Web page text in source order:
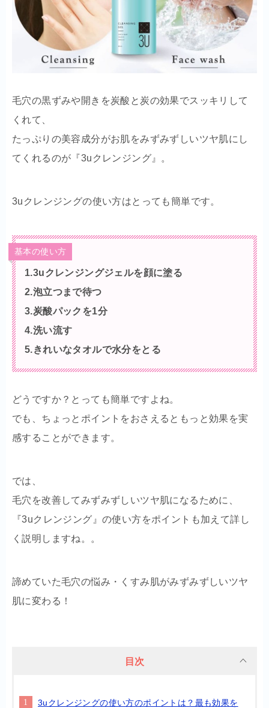
毛穴の黒ずみや開きを炭酸と炭の効果でスッキリして
くれて、
たっぷりの美容成分がお肌をみずみずしいツヤ肌にし
てくれるのが『3uクレンジング』。
3uクレンジングの使い方はとっても簡単です。
基本の使い方
1.3uクレンジングジェルを顔に塗る
2.泡立つまで待つ
3.炭酸パックを1分
4.洗い流す
5.きれいなタオルで水分をとる
どうですか？とっても簡単ですよね。
でも、ちょっとポイントをおさえるともっと効果を実
感することができます。
では、
毛穴を改善してみずみずしいツヤ肌になるために、
『3uクレンジング』の使い方をポイントも加えて詳し
く説明しますね。。
諦めていた毛穴の悩み・くすみ肌がみずみずしいツヤ
肌に変わる！
目次
3uクレンジングの使い方のポイントは？最も効果を